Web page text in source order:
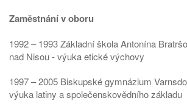
Zaměstnání v oboru
1992 – 1993 Základní škola Antonína
nad Nisou - výuka etické výchovy
1997 – 2005 Biskupské gymnázium
výuka latiny a společenskovědního základu